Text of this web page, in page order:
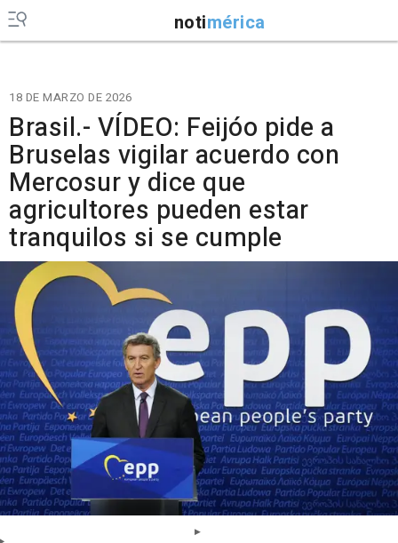
notimérica
18 DE MARZO DE 2026
Brasil.- VÍDEO: Feijóo pide a
Bruselas vigilar acuerdo con
Mercosur y dice que
agricultores pueden estar
tranquilos si se cumple